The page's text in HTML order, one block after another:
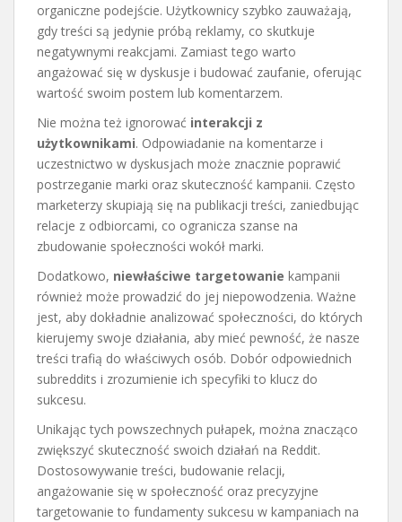
organiczne podejście. Użytkownicy szybko zauważają,
gdy treści są jedynie próbą reklamy, co skutkuje
negatywnymi reakcjami. Zamiast tego warto
angażować się w dyskusje i budować zaufanie, oferując
wartość swoim postem lub komentarzem.
Nie można też ignorować interakcji z
użytkownikami. Odpowiadanie na komentarze i
uczestnictwo w dyskusjach może znacznie poprawić
postrzeganie marki oraz skuteczność kampanii. Często
marketerzy skupiają się na publikacji treści, zaniedbując
relacje z odbiorcami, co ogranicza szanse na
zbudowanie społeczności wokół marki.
Dodatkowo, niewłaściwe targetowanie kampanii
również może prowadzić do jej niepowodzenia. Ważne
jest, aby dokładnie analizować społeczności, do których
kierujemy swoje działania, aby mieć pewność, że nasze
treści trafią do właściwych osób. Dobór odpowiednich
subreddits i zrozumienie ich specyfiki to klucz do
sukcesu.
Unikając tych powszechnych pułapek, można znacząco
zwiększyć skuteczność swoich działań na Reddit.
Dostosowywanie treści, budowanie relacji,
angażowanie się w społeczność oraz precyzyjne
targetowanie to fundamenty sukcesu w kampaniach na